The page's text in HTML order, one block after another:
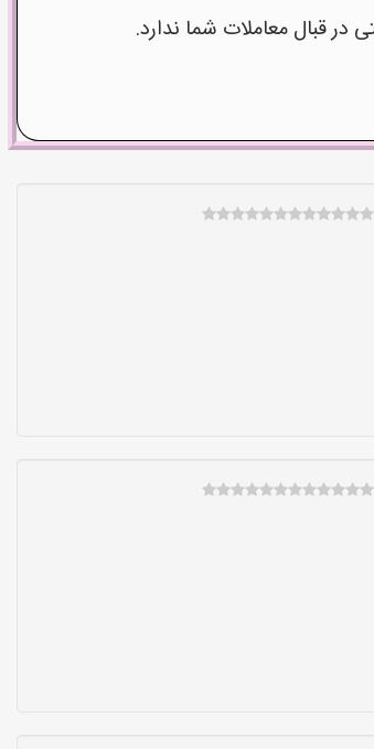
قبال معاملات شما ندارد.